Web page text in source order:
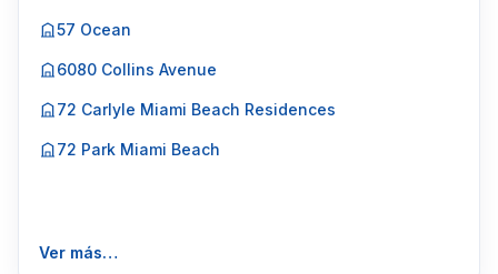
57 Ocean
6080 Collins Avenue
72 Carlyle Miami Beach Residences
72 Park Miami Beach
Ver más…